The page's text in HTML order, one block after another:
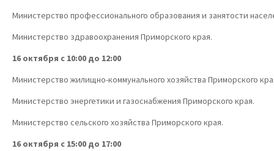
Министерство профессионального образования и занятости
Министерство здравоохранения Приморского края.
16 октября с 10:00 до 12:00
Министерство жилищно-коммунального хозяйства Приморского
Министерство энергетики и газоснабжения Приморского края.
Министерство сельского хозяйства Приморского края.
16 октября с 15:00 до 17:00